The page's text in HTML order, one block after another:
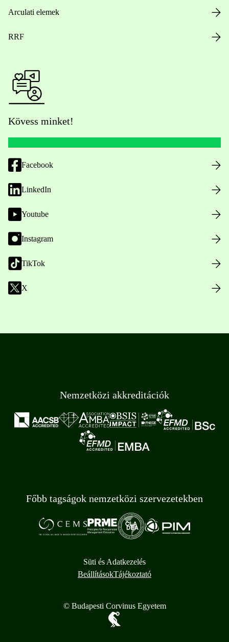
Arculati elemek
RRF
Kövess minket!
Facebook
LinkedIn
Youtube
Instagram
TikTok
X
Nemzetközi akkreditációk
Főbb tagságok nemzetközi szervezetekben
Süti és Adatkezelés
BeállításokTájékoztató
© Budapesti Corvinus Egyetem